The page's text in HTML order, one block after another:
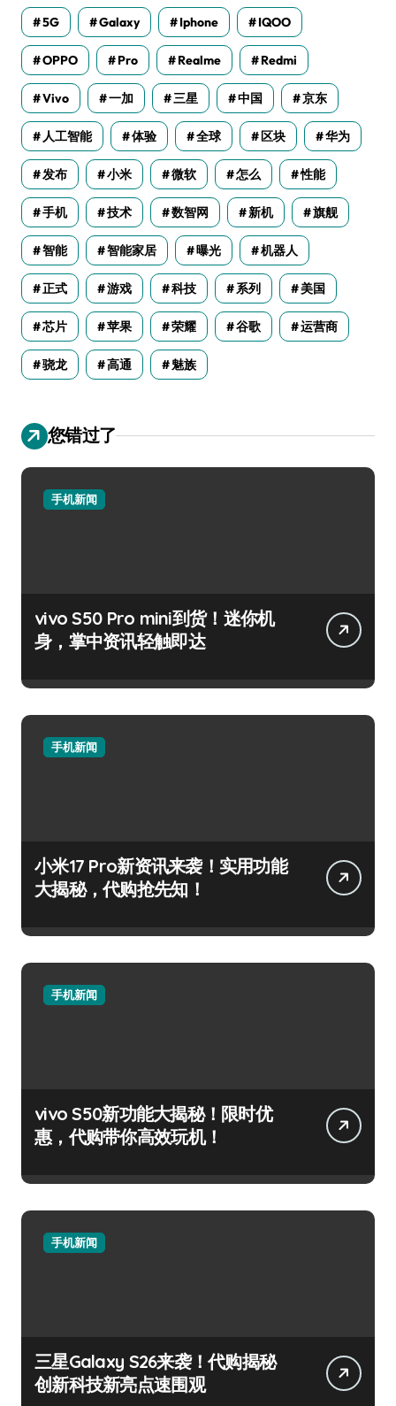
5G Galaxy Iphone IQOO
OPPO Pro Realme Redmi
Vivo 一加 三星 中国 京东
人工智能 体验 全球 区块 华为
发布 小米 微软 怎么 性能
手机 技术 数智网 新机 旗舰
智能 智能家居 曝光 机器人
正式 游戏 科技 系列 美国
芯片 苹果 荣耀 谷歌 运营商
骁龙 高通 魅族
您错过了
手机新闻
vivo S50 Pro mini到货！迷你机
身，掌中资讯轻触即达
手机新闻
小米17 Pro新资讯来袭！实用功能
大揭秘，代购抢先知！
手机新闻
vivo S50新功能大揭秘！限时优
惠，代购带你高效玩机！
手机新闻
三星Galaxy S26来袭！代购揭秘
创新科技新亮点速围观